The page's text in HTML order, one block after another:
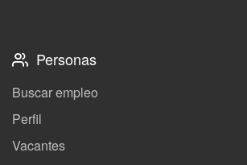
Personas
Buscar empleo
Perfil
Vacantes